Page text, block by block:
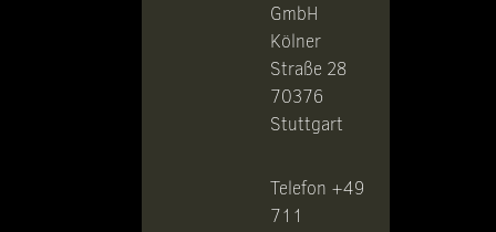
GmbH
Kölner
Straße 28
70376
Stuttgart
Telefon +49
711